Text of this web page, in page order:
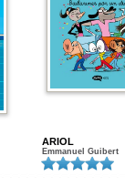
ARIOL
Emmanuel Guibert